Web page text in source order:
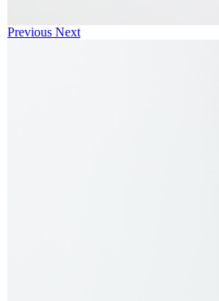
Previous Next